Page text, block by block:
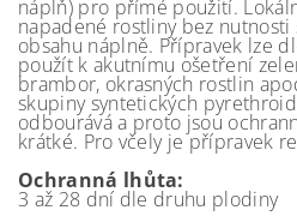
náplň) pro přímé použití.
napadené rostliny bez
obsahu náplně. Přípravek lze
použít k akutnímu ošetření
brambor, okrasných rostlin
skupiny syntetických
odbourává a proto jsou
krátké. Pro včely je přípravek
Ochranná lhůta:
3 až 28 dní dle druhu plodiny